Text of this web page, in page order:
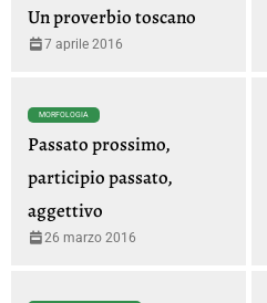
Un proverbio toscano
7 aprile 2016
MORFOLOGIA
Passato prossimo,
participio passato,
aggettivo
26 marzo 2016